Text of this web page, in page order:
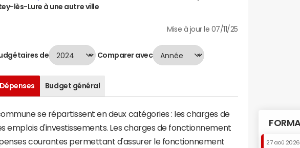
lès-Lure à une autre ville
Mise à jour le 07/11/25
de Comparer avec
Dépenses Budget général
se répartissent en deux catégories : les charges de
emplois d'investissements. Les charges de fonctionnement
courantes permettant d'assurer le fonctionnement
27 aoû 2026